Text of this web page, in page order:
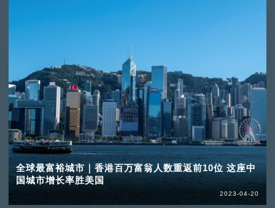
全球最富裕城市｜香港百万富翁人数重返前10位 这座中
国城市增长率胜美国
2023-04-20